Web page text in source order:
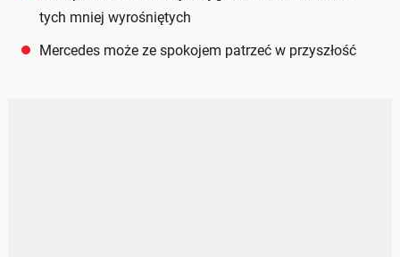
tych mniej wyrośniętych
Mercedes może ze spokojem patrzeć w przyszłość